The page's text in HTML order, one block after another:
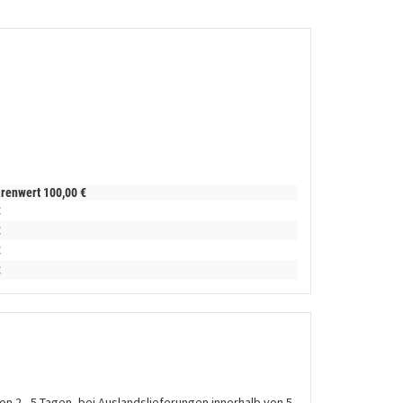
100,00€